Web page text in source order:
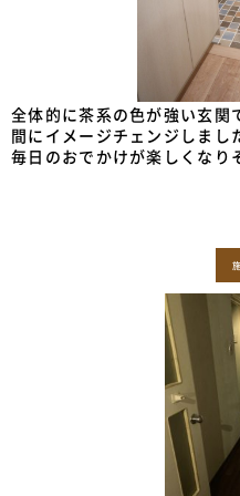
全体的に茶系の色が強い玄関
間にイメージチェンジしまし
毎日のおでかけが楽しくなり